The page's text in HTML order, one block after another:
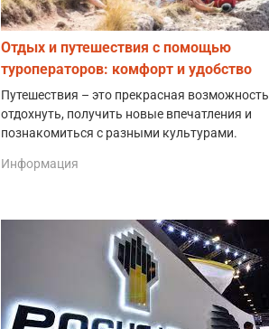
Отдых и путешествия с помощью
туроператоров: комфорт и удобство
Путешествия – это прекрасная возможность
отдохнуть, получить новые впечатления и
познакомиться с разными культурами.
Информация